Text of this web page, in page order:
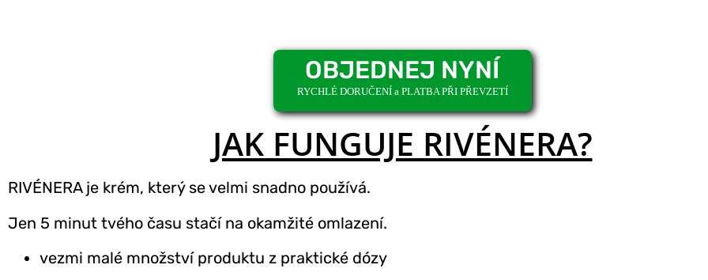
OBJEDNEJ NYNÍ
RYCHLÉ DORUČENÍ a PLATBA PŘI PŘEVZETÍ
JAK FUNGUJE RIVÉNERA?
RIVÉNERA je krém, který se velmi snadno používá.
Jen 5 minut tvého času stačí na okamžité omlazení.
vezmi malé množství produktu z praktické dózy